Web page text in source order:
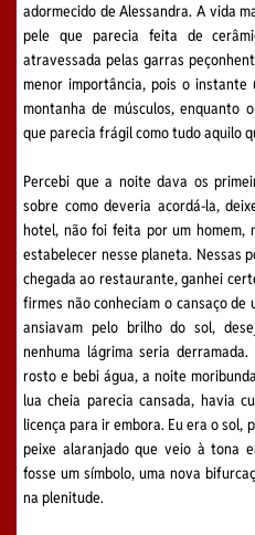
adormecido de Alessandra. A vida
pele que parecia feita de
atravessada pelas garras
menor importância, pois o
montanha de músculos, enquanto
que parecia frágil como tudo aquilo
Percebi que a noite dava os
sobre como deveria acordá-la,
hotel, não foi feita por um homem,
estabelecer nesse planeta. Nessas
chegada ao restaurante, ganhei
firmes não conheciam o cansaço de
ansiavam pelo brilho do sol,
nenhuma lágrima seria
rosto e bebi água, a noite
lua cheia parecia cansada, havia
licença para ir embora. Eu era o sol,
peixe alaranjado que veio à tona
fosse um símbolo, uma nova
na plenitude.